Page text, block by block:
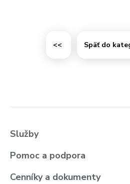
<< Späť do
Služby
Pomoc a podpora
Cenníky a dokumenty